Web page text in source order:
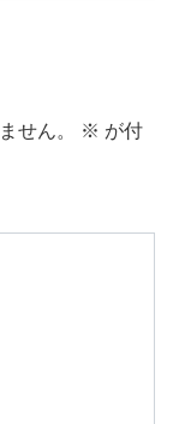
せん。 ※ が付